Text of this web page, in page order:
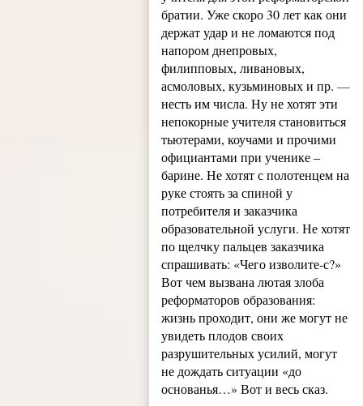
братии. Уже скоро 30 лет как они
держат удар и не ломаются под
напором днепровых,
филипповых, ливановых,
асмоловых, кузьми­новых и пр.—
несть им числа. Ну не хотят эти
непокорные учителя становиться
тьютерами, коучами и прочими
официантами при ученике –
барине. Не хотят с полотенцем на
руке стоять за спиной у
потребителя и заказчика
образовательной услуги. Не хотят
по щелчку пальцев заказчика
спрашивать: «Чего изволите-с?»
Вот чем вызвана лютая злоба
реформаторов образования:
жизнь проходит, они же могут не
увидеть плодов своих
разрушительных усилий, могут
не дождать ситуации «до
основанья…» Вот и весь сказ.